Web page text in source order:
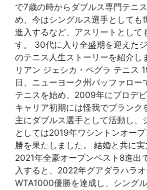
で7歳の時からダブルス専門テニ
め、今はシングルス選手としても
進入するなど、アスリートとして
す。 30代に入り全盛期を迎えた
のテニス人生ストーリーを紹介し
リアン ジェシカ・ペグラ テニス
日、ニューヨーク州バッファロー
テニスを始め、2009年にプロデビ
キャリア初期には怪我でブランク
主にダブルス選手として活動し、
としては2019年ワシントンオー
勝を果たしました。 結婚と共に実
2021年全豪オープンベスト8進出
入すると、2022年グアダラハラ
WTA1000優勝を達成し、シング